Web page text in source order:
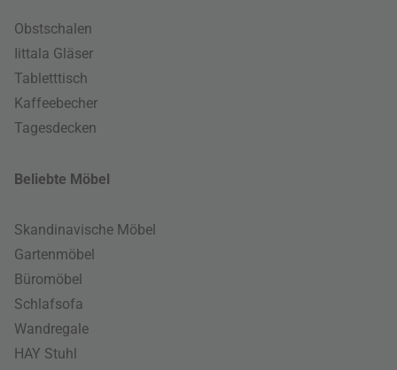
Obstschalen
Iittala Gläser
Tabletttisch
Kaffeebecher
Tagesdecken
Beliebte Möbel
Skandinavische Möbel
Gartenmöbel
Büromöbel
Schlafsofa
Wandregale
HAY Stuhl